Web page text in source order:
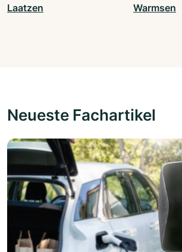
Laatzen Warmsen
Neueste Fachartikel